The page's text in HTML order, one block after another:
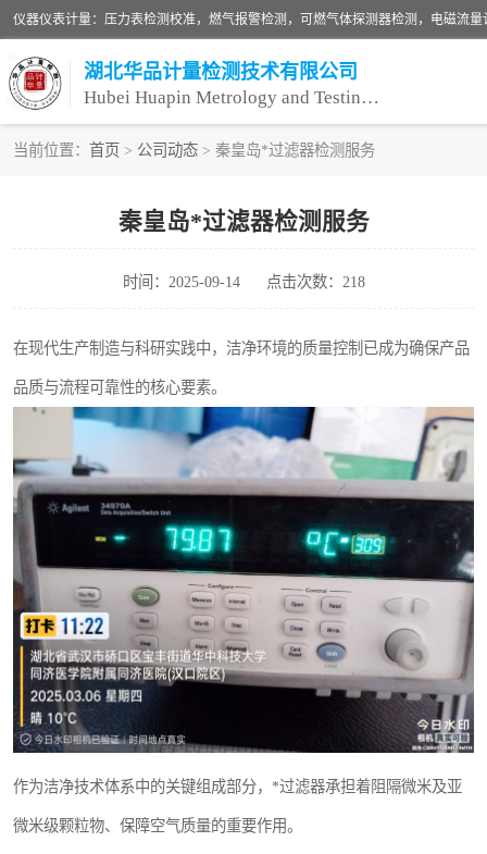
湖北华品计量检测技术有限公司
Hubei Huapin Metrology and Testing Technology Co. , Ltd.
当前位置： 首页 > 公司动态 > 秦皇岛*过滤器检测服务
秦皇岛*过滤器检测服务
时间：2025-09-14 点击次数：218
在现代生产制造与科研实践中，洁净环境的质量控制已成为确保产品
品质与流程可靠性的核心要素。
作为洁净技术体系中的关键组成部分，*过滤器承担着阻隔微米及亚
微米级颗粒物、保障空气质量的重要作用。
压力表校准